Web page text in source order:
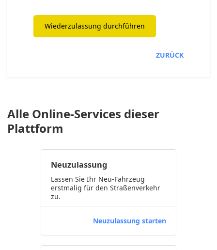
Wiederzulassung durchführen
ZURÜCK
Alle Online-Services dieser
Plattform
Neuzulassung
Lassen Sie Ihr Neu-Fahrzeug
erstmalig für den Straßenverkehr
zu.
Neuzulassung starten